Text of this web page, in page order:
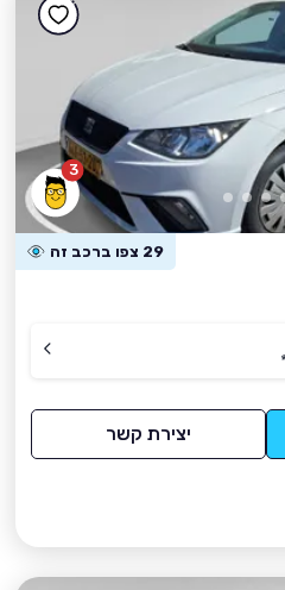
3
29 צפו ברכב זה
יצירת קשר